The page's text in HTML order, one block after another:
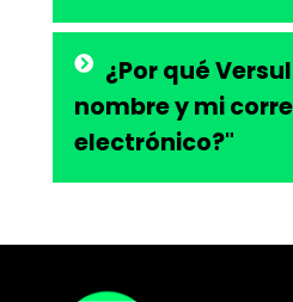
¿Por qué
nombre y mi
electrónico?"